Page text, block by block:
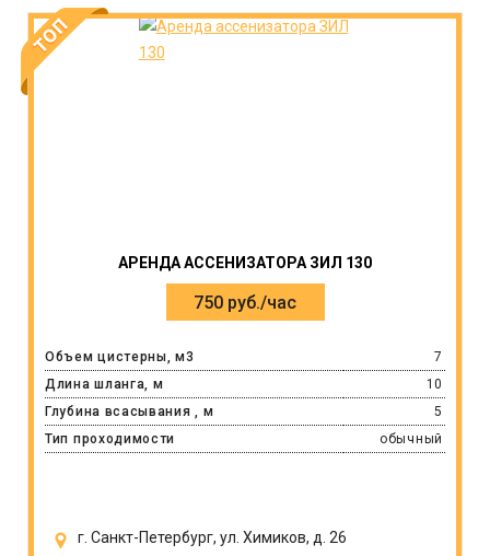
АРЕНДА АССЕНИЗАТОРА ЗИЛ 130
750 руб./час
Объем цистерны, м3
7
Длина шланга, м
10
Глубина всасывания , м
5
Тип проходимости
обычный
г. Санкт-Петербург, ул. Химиков, д. 26